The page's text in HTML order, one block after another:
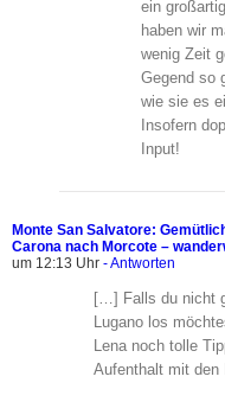
ein
haben wir
wenig Zeit
Gegend so
wie sie es
Insofern
Input!
Monte San Salvatore:
Carona nach Morcote –
um 12:13 Uhr - Antworten
[…] Falls du nicht
Lugano los
Lena noch tolle
Aufenthalt mit